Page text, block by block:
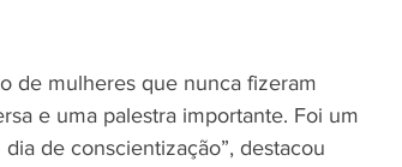
de mulheres que nunca fizeram
e uma palestra importante. Foi um
de conscientização”, destacou